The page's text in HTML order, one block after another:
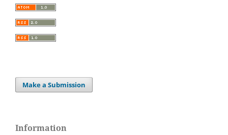
Make a Submission
Information